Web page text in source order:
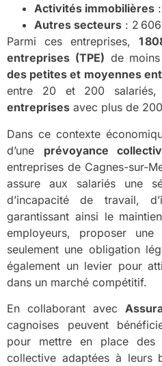
Activités immobilières
Autres secteurs : 2
Parmi ces entreprises, 1
entreprises (TPE) de
des petites et moyennes
entre 20 et 200
entreprises avec plus de
Dans ce contexte
d’une prévoyance
entreprises de Cagnes-sur-
assure aux salariés une
d’incapacité de travail,
garantissant ainsi le
employeurs, proposer
seulement une obligation
également un levier pour
dans un marché compétitif.
En collaborant avec
cagnoises peuvent
pour mettre en place des
collective adaptées à leurs